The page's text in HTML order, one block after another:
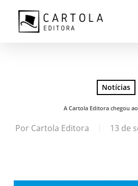
Notícias
A Cartola Editora chegou
Por Cartola Editora 13 de